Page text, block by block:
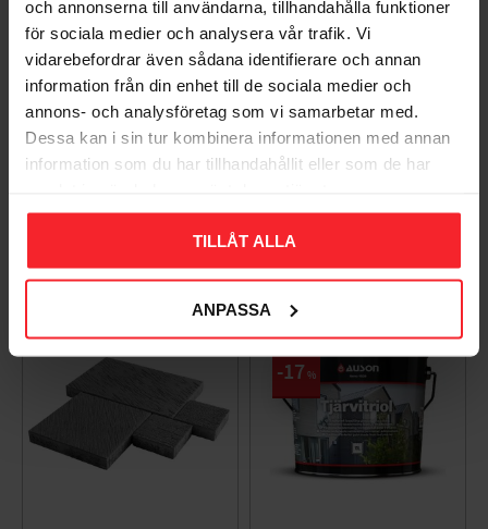
och annonserna till användarna, tillhandahålla funktioner
för sociala medier och analysera vår trafik. Vi
vidarebefordrar även sådana identifierare och annan
information från din enhet till de sociala medier och
annons- och analysföretag som vi samarbetar med.
Dessa kan i sin tur kombinera informationen med annan
information som du har tillhandahållit eller som de har
TILLÅT ALLA
ANPASSA
Takpanna Palema 2-
kupig Candor Benders
003983062
15KR
Lägg till i favoriter
+4
Trägolv Massiv Furu
Modern Extra Vit,
Baseco
Lägg
17 %